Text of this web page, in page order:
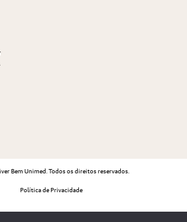
Bem Unimed. Todos os direitos reservados.
Política de Privacidade